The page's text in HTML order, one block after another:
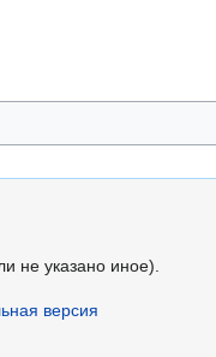
не указано иное).
версия